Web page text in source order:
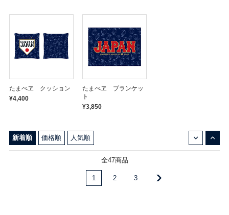
たまべヱ クッション
¥4,400
たまべヱ ブランケッ
ト
¥3,850
新着順 価格順 人気順
全47商品
1 2 3